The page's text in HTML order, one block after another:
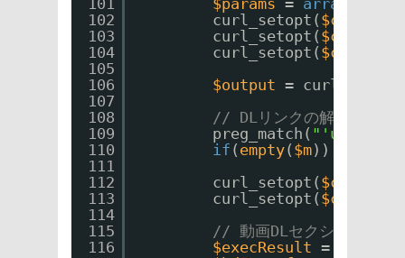
101
102
103
104
105
106
107
108
109
110
111
112
113
114
115
116
$params = array
curl_setopt( $ch
curl_setopt( $ch
curl_setopt( $ch
$output = curl_exec(
// DLリンクの解析
preg_match(
if ( empty( $m))
curl_setopt( $ch
curl_setopt( $ch
// 動画DLセクション
$execResult = false;